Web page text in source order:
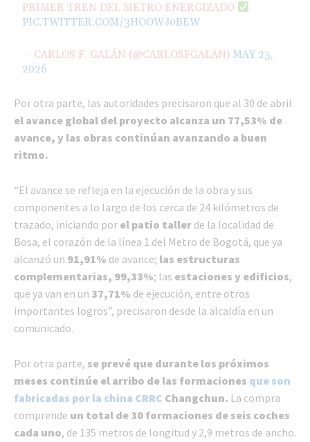
PRIMER TREN DEL METRO ENERGIZADO
PIC.TWITTER.COM/3HOOWJ0BEW
— CARLOS F. GALÁN (@CARLOSFGALAN)MAY 25,
2026
Por otra parte, las autoridades precisaron que al 30 de abril
el avance global del proyecto alcanza un 77,53% de
avance, y las obras continúan avanzando a buen
ritmo.
“El avance se refleja en la ejecución de la obra y sus
componentes a lo largo de los cerca de 24 kilómetros de
trazado, iniciando por el patio taller de la localidad de
Bosa, el corazón de la línea 1 del Metro de Bogotá, que ya
alcanzó un 91,91% de avance; las estructuras
complementarias, 99,33%; las estaciones y edificios,
que ya van en un 37,71% de ejecución, entre otros
importantes logros”, precisaron desde la alcaldía en un
comunicado.
Por otra parte, se prevé que durante los próximos
meses continúe el arribo de las formaciones que son
fabricadas por la china CRRC Changchun. La compra
comprende un total de 30 formaciones de seis coches
cada uno, de 135 metros de longitud y 2,9 metros de ancho.